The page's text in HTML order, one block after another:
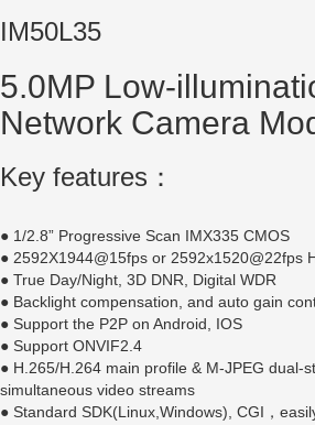
IM50L35
5.0MP Low-
Network Camera
Key features：
● 1/2.8” Progressive Scan IMX335 CMOS
● 2592X1944@15fps or 2592x1520@22fps
● True Day/Night, 3D DNR, Digital WDR
● Backlight compensation, and auto gain
● Support the P2P on Android, IOS
● Support ONVIF2.4
● H.265/H.264 main profile & M-JPEG dual-
simultaneous video streams
● Standard SDK(Linux,Windows), CGI，